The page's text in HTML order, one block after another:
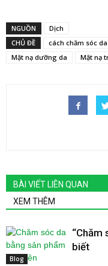
NGUỒN
Dịch
CHỦ ĐỀ
cách chăm sóc
Mặt nạ dưỡng da
Mặt nạ
BÀI VIẾT LIÊN QUAN
XEM THÊM
Blog
“Chăm
biết